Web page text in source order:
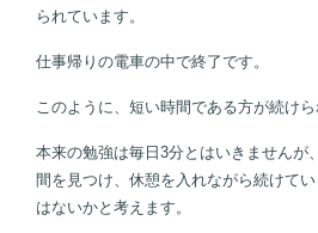
られています。
仕事帰りの電車の中で終了です。
このように、短い時間である方が続けら
本来の勉強は毎日3分とはいきませんが
間を見つけ、休憩を入れながら続けて
はないかと考えます。